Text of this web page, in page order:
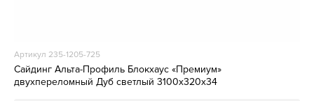
Артикул 235-1205-725
Сайдинг Альта-Профиль Блокхаус «Премиум»
двухпереломный Дуб светлый 3100х320х34